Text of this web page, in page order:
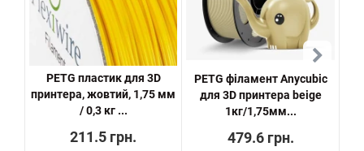
PETG пластик для 3D
принтера, жовтий, 1,75 мм
/ 0,3 кг ...
211.5 грн.
PETG філамент Anycubic
для 3D принтера beige
1кг/1,75мм...
479.6 грн.